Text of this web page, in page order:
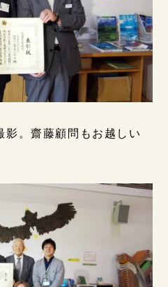
。齋藤顧問もお越しい